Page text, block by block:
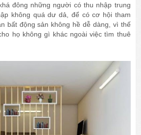
đông những người có thu nhập trung
không quá dư dả, để có cơ hội tham
bất động sản không hề dễ dàng, vì thế
họ không gì khác ngoài việc tìm thuê